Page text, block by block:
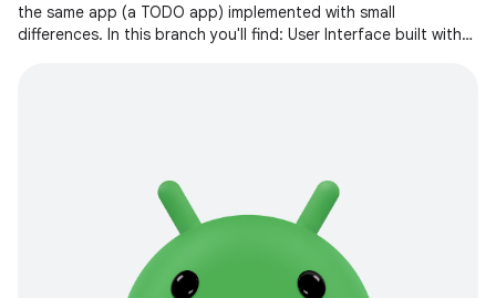
the same app (a TODO app) implemented with small
differences. In this branch you'll find: User Interface built with